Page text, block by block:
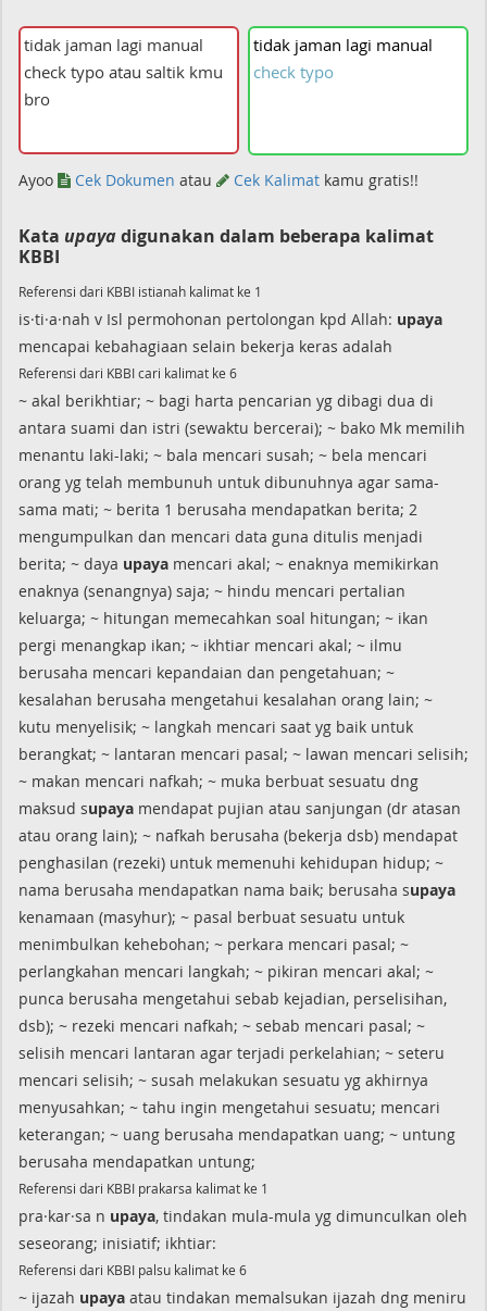
tidak jaman lagi manual
check typo
Ayoo Cek Dokumen atau Cek Kalimat kamu gratis!!
Kata upayadigunakan dalam beberapa kalimat
KBBI
Referensi dari KBBI istianah kalimat ke 1
is·ti·a·nah v Isl permohonan pertolongan kpd Allah: upaya
mencapai kebahagiaan selain bekerja keras adalah
Referensi dari KBBI cari kalimat ke 6
~ akal berikhtiar; ~ bagi harta pencarian yg dibagi dua di
antara suami dan istri (sewaktu bercerai); ~ bako Mk memilih
menantu laki-laki; ~ bala mencari susah; ~ bela mencari
orang yg telah membunuh untuk dibunuhnya agar sama-
sama mati; ~ berita 1 berusaha mendapatkan berita; 2
mengumpulkan dan mencari data guna ditulis menjadi
berita; ~ daya upaya mencari akal; ~ enaknya memikirkan
enaknya (senangnya) saja; ~ hindu mencari pertalian
keluarga; ~ hitungan memecahkan soal hitungan; ~ ikan
pergi menangkap ikan; ~ ikhtiar mencari akal; ~ ilmu
berusaha mencari kepandaian dan pengetahuan; ~
kesalahan berusaha mengetahui kesalahan orang lain; ~
kutu menyelisik; ~ langkah mencari saat yg baik untuk
berangkat; ~ lantaran mencari pasal; ~ lawan mencari selisih;
~ makan mencari nafkah; ~ muka berbuat sesuatu dng
maksud supaya mendapat pujian atau sanjungan (dr atasan
atau orang lain); ~ nafkah berusaha (bekerja dsb) mendapat
penghasilan (rezeki) untuk memenuhi kehidupan hidup; ~
nama berusaha mendapatkan nama baik; berusaha supaya
kenamaan (masyhur); ~ pasal berbuat sesuatu untuk
menimbulkan kehebohan; ~ perkara mencari pasal; ~
perlangkahan mencari langkah; ~ pikiran mencari akal; ~
punca berusaha mengetahui sebab kejadian, perselisihan,
dsb); ~ rezeki mencari nafkah; ~ sebab mencari pasal; ~
selisih mencari lantaran agar terjadi perkelahian; ~ seteru
mencari selisih; ~ susah melakukan sesuatu yg akhirnya
menyusahkan; ~ tahu ingin mengetahui sesuatu; mencari
keterangan; ~ uang berusaha mendapatkan uang; ~ untung
berusaha mendapatkan untung;
Referensi dari KBBI prakarsa kalimat ke 1
pra·kar·sa n upaya, tindakan mula-mula yg dimunculkan oleh
seseorang; inisiatif; ikhtiar:
Referensi dari KBBI palsu kalimat ke 6
~ ijazah upaya atau tindakan memalsukan ijazah dng meniru